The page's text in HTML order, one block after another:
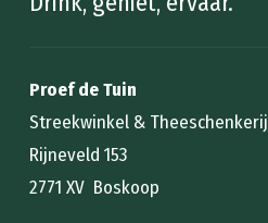
Proef de Tuin
Streekwinkel & Theeschenkerij
Rijneveld 153
2771 XV Boskoop